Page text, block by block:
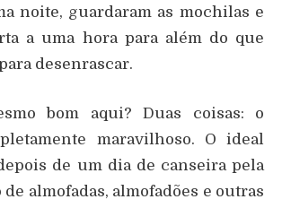
noite, guardaram as mochilas e
a uma hora para além do que
desenrascar.
bom aqui? Duas coisas: o
maravilhoso. O ideal
de um dia de canseira pela
almofadas, almofadões e outras